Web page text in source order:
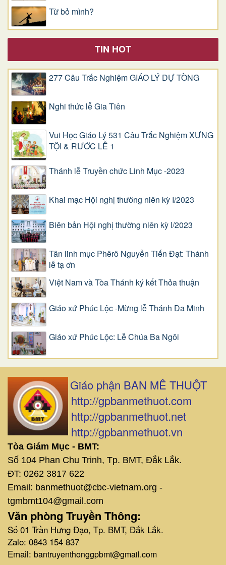
Từ bỏ mình?
TIN HOT
277 Câu Trắc Nghiệm GIÁO LÝ DỰ TÒNG
Nghi thức lễ Gia Tiên
Vui Học Giáo Lý 531 Câu Trắc Nghiệm XƯNG
TỘI & RƯỚC LỄ 1
Thánh lễ Truyền chức Linh Mục -2023
Khai mạc Hội nghị thường niên kỳ I/2023
Biên bản Hội nghị thường niên kỳ I/2023
Tân linh mục Phêrô Nguyễn Tiến Đạt: Thánh
lễ tạ ơn
Việt Nam và Tòa Thánh ký kết Thỏa thuận
Giáo xứ Phúc Lộc -Mừng lễ Thánh Đa Minh
Giáo xứ Phúc Lộc: Lễ Chúa Ba Ngôi
Giáo phận BAN MÊ THUỘT
http://gpbanmethuot.com
http://gpbanmethuot.net
http://gpbanmethuot.vn
Tòa Giám Mục - BMT:
Số 104 Phan Chu Trinh, Tp. BMT, Đắk Lắk.
ĐT: 0262 3817 622
Email: banmethuot@cbc-vietnam.org -
tgmbmt104@gmail.com
Văn phòng Truyền Thông:
Số 01 Trần Hưng Đạo, Tp. BMT, Đắk Lắk.
Zalo: 0843 154 837
Email: bantruyenthonggpbmt@gmail.com